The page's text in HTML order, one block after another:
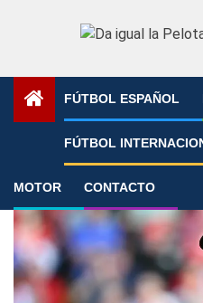
FÚTBOL ESPAÑOL
FÚTBOL
MOTOR CONTACTO
»
Fichajes